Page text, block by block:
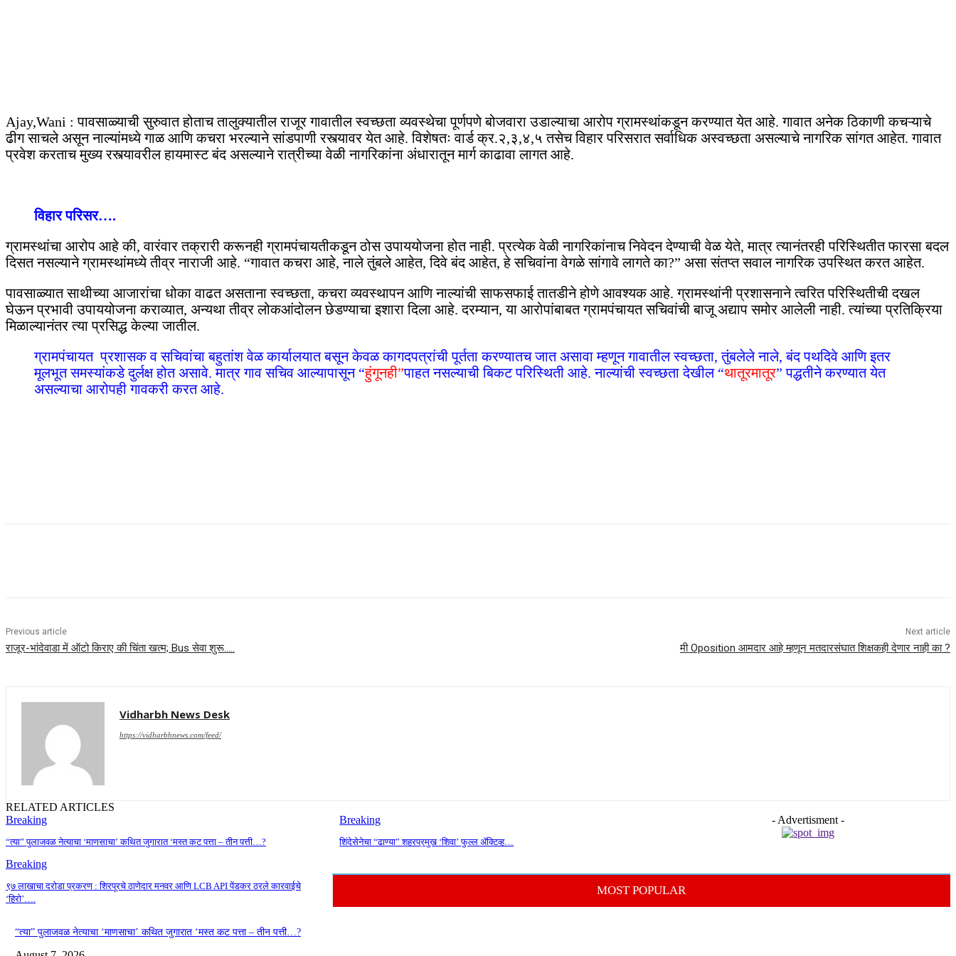
Ajay,Wani : पावसाळ्याची सुरुवात होताच तालुक्यातील राजूर गावातील स्वच्छता व्यवस्थेचा पूर्णपणे बोजवारा उडाल्याचा आरोप ग्रामस्थांकडून करण्यात येत आहे. गावात अनेक ठिकाणी कचऱ्याचे
ढीग साचले असून नाल्यांमध्ये गाळ आणि कचरा भरल्याने सांडपाणी रस्त्यावर येत आहे. विशेषतः वार्ड क्र.२,३,४,५ तसेच विहार परिसरात सर्वाधिक अस्वच्छता असल्याचे नागरिक सांगत आहेत. गावात
प्रवेश करताच मुख्य रस्त्यावरील हायमास्ट बंद असल्याने रात्रीच्या वेळी नागरिकांना अंधारातून मार्ग काढावा लागत आहे.
विहार परिसर….
ग्रामस्थांचा आरोप आहे की, वारंवार तक्रारी करूनही ग्रामपंचायतीकडून ठोस उपाययोजना होत नाही. प्रत्येक वेळी नागरिकांनाच निवेदन देण्याची वेळ येते, मात्र त्यानंतरही परिस्थितीत फारसा बदल
दिसत नसल्याने ग्रामस्थांमध्ये तीव्र नाराजी आहे. “गावात कचरा आहे, नाले तुंबले आहेत, दिवे बंद आहेत, हे सचिवांना वेगळे सांगावे लागते का?” असा संतप्त सवाल नागरिक उपस्थित करत आहेत.
पावसाळ्यात साथीच्या आजारांचा धोका वाढत असताना स्वच्छता, कचरा व्यवस्थापन आणि नाल्यांची साफसफाई तातडीने होणे आवश्यक आहे. ग्रामस्थांनी प्रशासनाने त्वरित परिस्थितीची दखल
घेऊन प्रभावी उपाययोजना कराव्यात, अन्यथा तीव्र लोकआंदोलन छेडण्याचा इशारा दिला आहे. दरम्यान, या आरोपांबाबत ग्रामपंचायत सचिवांची बाजू अद्याप समोर आलेली नाही. त्यांच्या प्रतिक्रिया
मिळाल्यानंतर त्या प्रसिद्ध केल्या जातील.
ग्रामपंचायत प्रशासक व सचिवांचा बहुतांश वेळ कार्यालयात बसून केवळ कागदपत्रांची पूर्तता करण्यातच जात असावा म्हणून गावातील स्वच्छता, तुंबलेले नाले, बंद पथदिवे आणि इतर
मूलभूत समस्यांकडे दुर्लक्ष होत असावे. मात्र गाव सचिव आल्यापासून “हुंगूनही”पाहत नसल्याची बिकट परिस्थिती आहे. नाल्यांची स्वच्छता देखील “थातूरमातूर” पद्धतीने करण्यात येत
असल्याचा आरोपही गावकरी करत आहे.
Previous article
राजूर-भांदेवाडा में ऑटो किराए की चिंता खत्म; Bus सेवा शुरू…..
Next article
मी Oposition आमदार आहे म्हणून मतदारसंघात शिक्षकही देणार नाही का ?
Vidharbh News Desk
https://vidharbhnews.com/feed/
RELATED ARTICLES
Breaking
“त्या” पुलाजवळ नेत्याचा ‘माणसाचा’ कथित जुगारात ‘मस्त कट पत्ता – तीन पत्ती…?
Breaking
शिंदेसेनेचा “ढाण्या” शहरप्रमुख ‘शिवा’ फुल्ल ॲक्टिव्ह…
Breaking
९७ लाखाचा दरोडा प्रकरण : शिरपूरचे ठाणेदार मनवर आणि LCB API पेंडकर ठरले कारवाईचे
‘हिरो’….
- Advertisment -
MOST POPULAR
“त्या” पुलाजवळ नेत्याचा ‘माणसाचा’ कथित जुगारात ‘मस्त कट पत्ता – तीन पत्ती…?